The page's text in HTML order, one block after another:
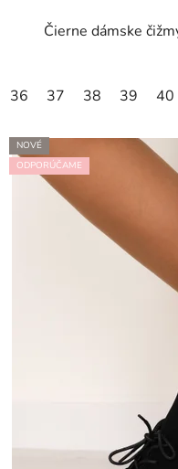
Čierne dámske
36 37 38 39 40
NOVÉ
ODPORÚČAME